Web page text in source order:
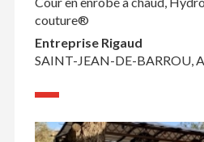
couture®
Entreprise Rigaud
SAINT-JEAN-DE-BARROU,